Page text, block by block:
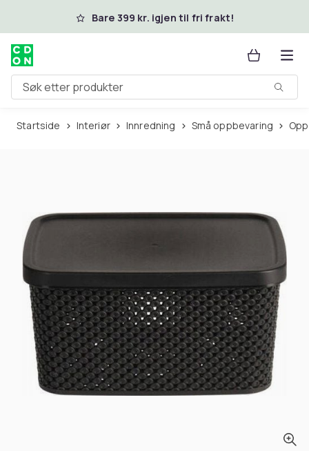
Hopp til hovedinnholdBare 399 kr. igjen til fri frakt!
Søk etter produkter
Startside Interiør Innredning Små oppbevaring